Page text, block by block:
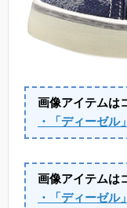
画像アイテムは
・「ディーゼ
画像アイテムは
・「ディーゼル